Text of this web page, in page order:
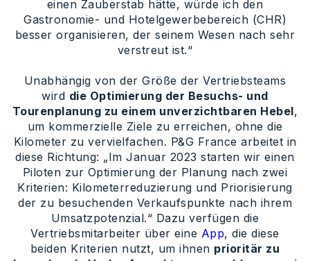
einen Zauberstab hätte, würde ich den
Gastronomie- und Hotelgewerbebereich (CHR)
besser organisieren, der seinem Wesen nach sehr
verstreut ist.“
Unabhängig von der Größe der Vertriebsteams
wird die Optimierung der Besuchs- und
Tourenplanung zu einem unverzichtbaren Hebel,
um kommerzielle Ziele zu erreichen, ohne die
Kilometer zu vervielfachen. P&G France arbeitet in
diese Richtung: „Im Januar 2023 starten wir einen
Piloten zur Optimierung der Planung nach zwei
Kriterien: Kilometerreduzierung und Priorisierung
der zu besuchenden Verkaufspunkte nach ihrem
Umsatzpotenzial.“ Dazu verfügen die
Vertriebsmitarbeiter über eine App, die diese
beiden Kriterien nutzt, um ihnen prioritär zu